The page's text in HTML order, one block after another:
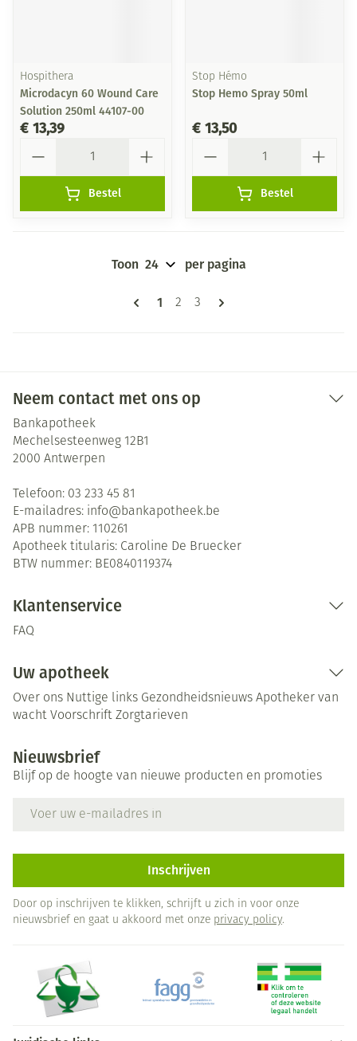
Hospithera
Microdacyn 60 Wound Care
Solution 250ml 44107-00
€ 13,39
Bestel
Stop Hémo
Stop Hemo Spray 50ml
€ 13,50
Bestel
Pagina's
U lees momenteel pagina
1 Pagina
2 Pagina
3
Toon per pagina
Neem contact met ons op
Bankapotheek
Mechelsesteenweg 12B1
2000 Antwerpen
Telefoon: 03 233 45 81
E-mailadres: info@bankapotheek.be
APB nummer: 110261
Apotheek titularis: Caroline De Bruecker
BTW nummer: BE0840119374
Klantenservice
FAQ
Uw apotheek
Over ons Nuttige links Gezondheidsnieuws Apotheker van
wacht Voorschrift Zorgtarieven
Nieuwsbrief
Blijf op de hoogte van nieuwe producten en promoties
Inschrijven
Door op inschrijven te klikken, schrijft u zich in voor onze
nieuwsbrief en gaat u akkoord met onze privacy policy.